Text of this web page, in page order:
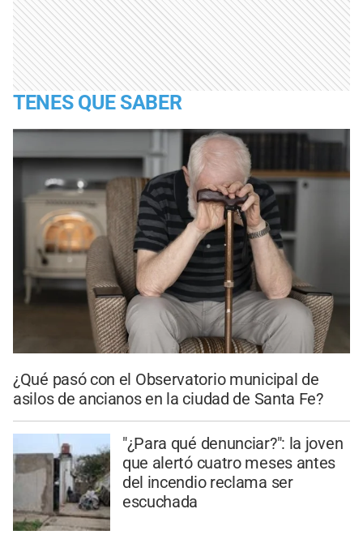
TENES QUE SABER
¿Qué pasó con el Observatorio municipal de
asilos de ancianos en la ciudad de Santa Fe?
"¿Para qué denunciar?": la joven
que alertó cuatro meses antes
del incendio reclama ser
escuchada